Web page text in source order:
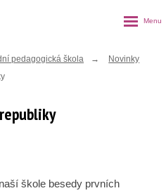
pedagogická škola
Novinky
škole besedy prvních